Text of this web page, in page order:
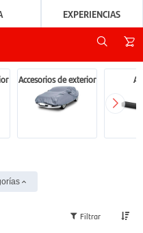
EXPERIENCIAS
Accesorios de exterior